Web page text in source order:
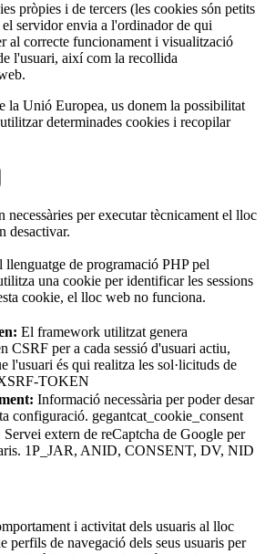
pròpies i de tercers (les cookies són petits
servidor envia a l'ordinador de qui
al correcte funcionament i visualització
l'usuari, així com la recollida
la Unió Europea, us donem la possibilitat
determinades cookies i recopilar
necessàries per executar tècnicament el lloc
desactivar.
llenguatge de programació PHP pel
una cookie per identificar les sessions
cookie, el lloc web no funciona.
El framework utilitzat genera
CSRF per a cada sessió d'usuari actiu,
l'usuari és qui realitza les sol·licituds de
TOKEN
Informació necessària per poder desar
configuració. gegantcat_cookie_consent
Servei extern de reCaptcha de Google per
1P_JAR, ANID, CONSENT, DV, NID
i activitat dels usuaris al lloc
perfils de navegació dels seus usuaris per